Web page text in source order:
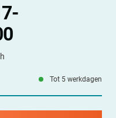
Tot 5 werkdagen